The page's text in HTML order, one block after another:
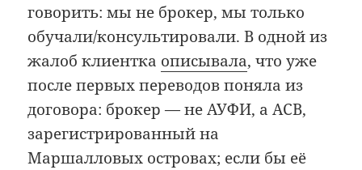
говорить: мы не брокер, мы только
обучали/консультировали. В одной из
жалоб клиентка описывала, что уже
после первых переводов поняла из
договора: брокер — не АУФИ, а ACB,
зарегистрированный на
Маршалловых островах; если бы её